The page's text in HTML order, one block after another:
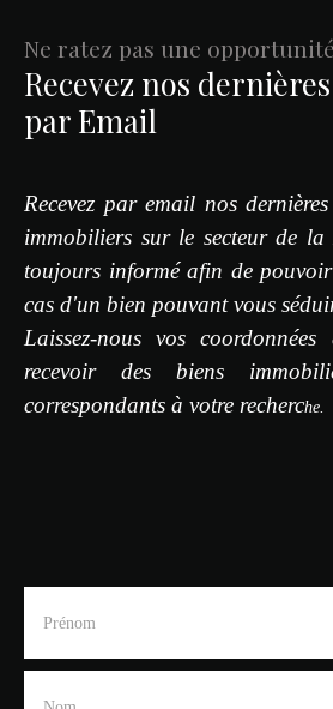
Ne ratez pas une
Recevez nos
par Email
Recevez par email nos
immobiliers sur le secteur de
toujours informé afin de
cas d'un bien pouvant vous
Laissez-nous vos
recevoir des biens
correspondants à votre recherche.
Prénom